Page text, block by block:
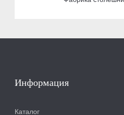
Информация
Каталог